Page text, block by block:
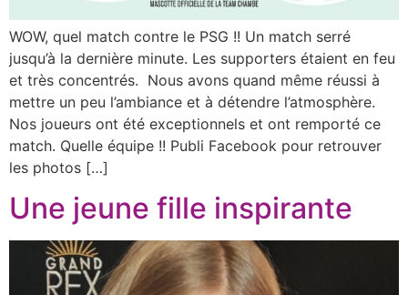
WOW, quel match contre le PSG !! Un match serré
jusqu’à la dernière minute. Les supporters étaient en feu
et très concentrés. Nous avons quand même réussi à
mettre un peu l’ambiance et à détendre l’atmosphère.
Nos joueurs ont été exceptionnels et ont remporté ce
match. Quelle équipe !! Publi Facebook pour retrouver
les photos […]
Une jeune fille inspirante